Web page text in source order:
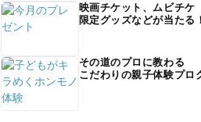
映画チケット、ムビチケ
限定グッズなどが当たる！
その道のプロに教わる
こだわりの親子体験プロ